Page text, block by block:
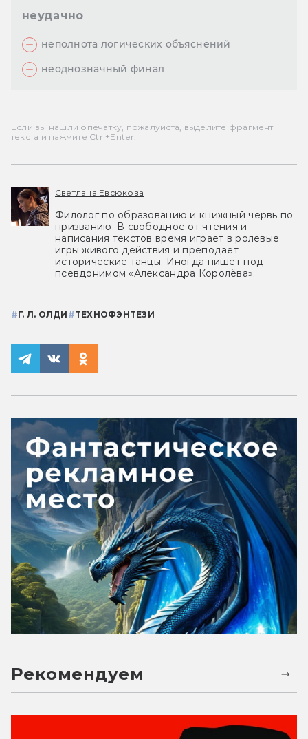
неудачно
неполнота логических объяснений
неоднозначный финал
Если вы нашли опечатку, пожалуйста, выделите фрагмент
текста и нажмите Ctrl+Enter.
Светлана Евсюкова
Филолог по образованию и книжный червь по
призванию. В свободное от чтения и
написания текстов время играет в ролевые
игры живого действия и преподает
исторические танцы. Иногда пишет под
псевдонимом «Александра Королёва».
#Г. Л. ОЛДИ #ТЕХНОФЭНТЕЗИ
Рекомендуем